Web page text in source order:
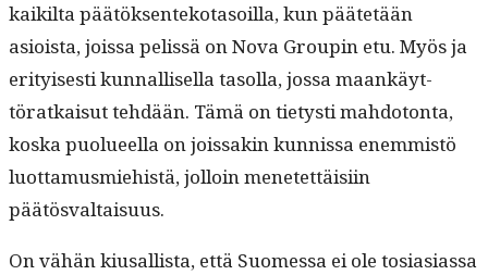
kaik­il­ta päätök­sen­teko­ta­soil­la, kun päätetään
asioista, jois­sa pelis­sä on Nova Groupin etu. Myös ja
eri­tyis­es­ti kun­nal­lisel­la tasol­la, jos­sa maankäyt­
töratkaisut tehdään. Tämä on tietysti mah­do­ton­ta,
kos­ka puolueel­la on jois­sakin kun­nis­sa enem­mistö
luot­ta­mus­miehistä, jol­loin menetet­täisi­in
päätösvaltaisuus.
On vähän kiusal­lista, että Suomes­sa ei ole tosi­asi­as­sa